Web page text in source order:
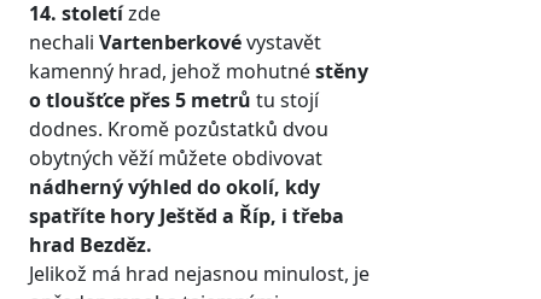
14. stoletízde
nechali Vartenberkovévystavět
kamenný hrad, jehož mohutnéstěny
o tloušťce přes 5 metrů tu stojí
dodnes. Kromě pozůstatků dvou
obytných věží můžete obdivovat
nádherný výhled do okolí, kdy
spatříte hory Ještěd a Říp, i třeba
hrad Bezděz.
Jelikož má hrad nejasnou minulost, je